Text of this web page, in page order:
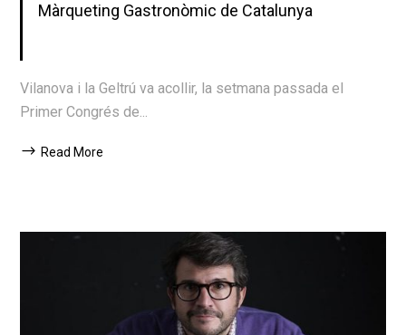
Màrqueting Gastronòmic de Catalunya
Vilanova i la Geltrú va acollir, la setmana passada el
Primer Congrés de...
Read More